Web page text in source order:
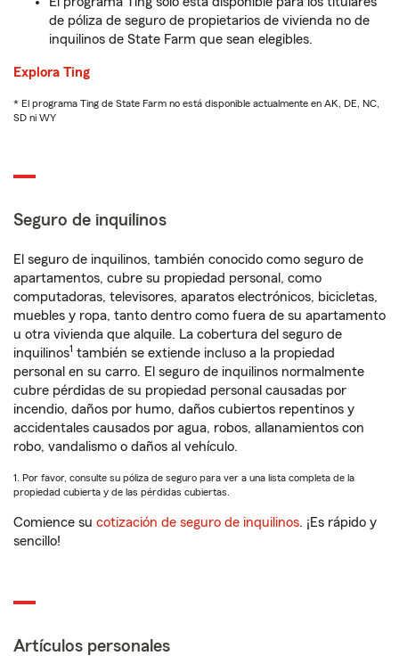
de póliza de seguro de propietarios de vivienda no de
inquilinos de State Farm que sean elegibles.
Explora Ting
* El programa Ting de State Farm no está disponible actualmente en AK, DE, NC,
SD ni WY
Seguro de inquilinos
El seguro de inquilinos, también conocido como seguro de
apartamentos, cubre su propiedad personal, como
computadoras, televisores, aparatos electrónicos, bicicletas,
muebles y ropa, tanto dentro como fuera de su apartamento
u otra vivienda que alquile. La cobertura del seguro de
inquilinos1 también se extiende incluso a la propiedad
personal en su carro. El seguro de inquilinos normalmente
cubre pérdidas de su propiedad personal causadas por
incendio, daños por humo, daños cubiertos repentinos y
accidentales causados por agua, robos, allanamientos con
robo, vandalismo o daños al vehículo.
1. Por favor, consulte su póliza de seguro para ver a una lista completa de la
propiedad cubierta y de las pérdidas cubiertas.
Comience su cotización de seguro de inquilinos. ¡Es rápido y
sencillo!
Artículos personales